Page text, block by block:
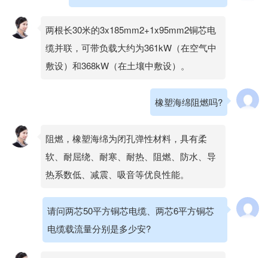
两根长30米的3x185mm2+1x95mm2铜芯电
缆并联，可带负载大约为361kW（在空气中
敷设）和368kW（在土壤中敷设）。
橡塑海绵阻燃吗?
阻燃，橡塑海绵为闭孔弹性材料，具有柔
软、耐屈绕、耐寒、耐热、阻燃、防水、导
热系数低、减震、吸音等优良性能。
请问两芯50平方铜芯电缆、两芯6平方铜芯
电缆载流量分别是多少安?